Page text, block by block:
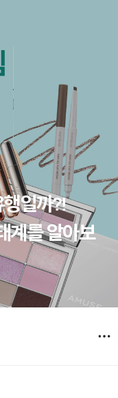
일까?!
계를 알아보